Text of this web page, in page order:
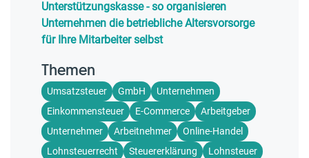
Unterstützungskasse - so organisieren
Unternehmen die betriebliche Altersvorsorge
für Ihre Mitarbeiter selbst
Themen
Umsatzsteuer GmbH
Unternehmen
Einkommensteuer
E-Commerce
Arbeitgeber
Unternehmer
Arbeitnehmer
Online-Handel
Lohnsteuerrecht
Steuererklärung
Lohnsteuer